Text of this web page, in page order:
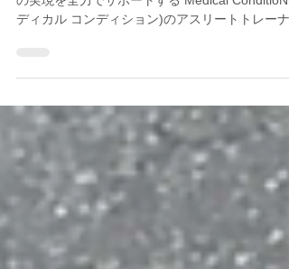
2017年10月30日
読了時間: 2分
ディカル コンディション)のアスリートトレーナ
ー・パフォーマンス向上担当のMatchです。 この
土曜日は久しぶりに都合がついたので、名古屋の
女子ソフトボールの...